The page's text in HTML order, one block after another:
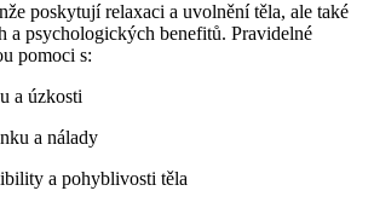
poskytují relaxaci a uvolnění těla, ale také
a psychologických benefitů. Pravidelné
pomoci s:
a úzkosti
a nálady
a pohyblivosti těla